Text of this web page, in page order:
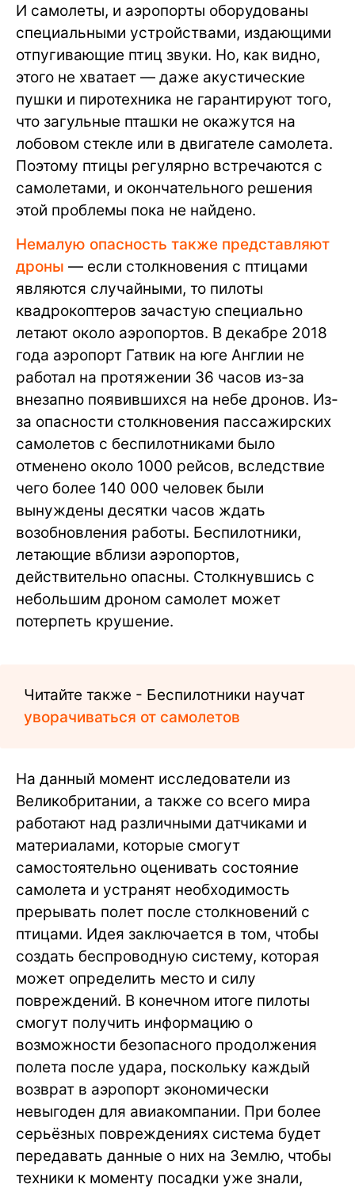
И самолеты, и аэропорты оборудованы
специальными устройствами, издающими
отпугивающие птиц звуки. Но, как видно,
этого не хватает — даже акустические
пушки и пиротехника не гарантируют того,
что загульные пташки не окажутся на
лобовом стекле или в двигателе самолета.
Поэтому птицы регулярно встречаются с
самолетами, и окончательного решения
этой проблемы пока не найдено.
Немалую опасность также представляют
дроны — если столкновения с птицами
являются случайными, то пилоты
квадрокоптеров зачастую специально
летают около аэропортов. В декабре 2018
года аэропорт Гатвик на юге Англии не
работал на протяжении 36 часов из-за
внезапно появившихся на небе дронов. Из-
за опасности столкновения пассажирских
самолетов с беспилотниками было
отменено около 1000 рейсов, вследствие
чего более 140 000 человек были
вынуждены десятки часов ждать
возобновления работы. Беспилотники,
летающие вблизи аэропортов,
действительно опасны. Столкнувшись с
небольшим дроном самолет может
потерпеть крушение.
Читайте также - Беспилотники научат
уворачиваться от самолетов
На данный момент исследователи из
Великобритании, а также со всего мира
работают над различными датчиками и
материалами, которые смогут
самостоятельно оценивать состояние
самолета и устранят необходимость
прерывать полет после столкновений с
птицами. Идея заключается в том, чтобы
создать беспроводную систему, которая
может определить место и силу
повреждений. В конечном итоге пилоты
смогут получить информацию о
возможности безопасного продолжения
полета после удара, поскольку каждый
возврат в аэропорт экономически
невыгоден для авиакомпании. При более
серьёзных повреждениях система будет
передавать данные о них на Землю, чтобы
техники к моменту посадки уже знали,